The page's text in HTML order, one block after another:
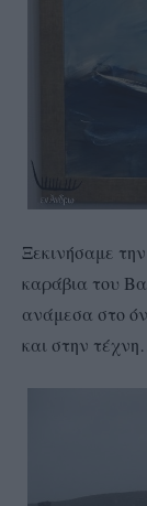
Ξεκινήσαμε
καράβια του
ανάμεσα στο
και στην